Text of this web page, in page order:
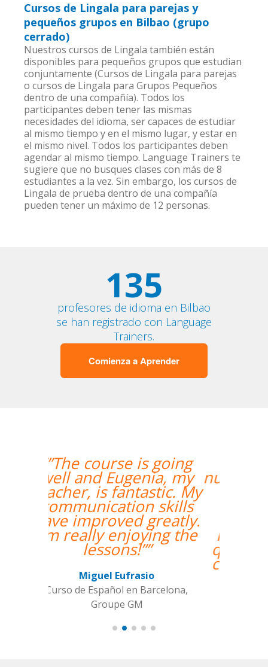
Cursos de Lingala para parejas y
pequeños grupos en Bilbao (grupo
cerrado)
Nuestros cursos de Lingala también están
disponibles para pequeños grupos que estudian
conjuntamente (Cursos de Lingala para parejas
o cursos de Lingala para Grupos Pequeños
dentro de una compañía). Todos los
participantes deben tener las mismas
necesidades del idioma, ser capaces de estudiar
al mismo tiempo y en el mismo lugar, y estar en
el mismo nivel. Todos los participantes deben
agendar al mismo tiempo. Language Trainers te
sugiere que no busques clases con más de 8
estudiantes a la vez. Sin embargo, los cursos de
Lingala de prueba dentro de una compañía
pueden tener un máximo de 12 personas.
135
profesores de idioma en Bilbao
se han registrado con Language
Trainers.
Comienza a Aprender
“”Hemos realizado
nuestra primera clase y
estamos muy
contentos. Nuestra
profesora es una
mujer encantadora,
que nos ha dado una
entretenida.””
Alba Fuertes Simón